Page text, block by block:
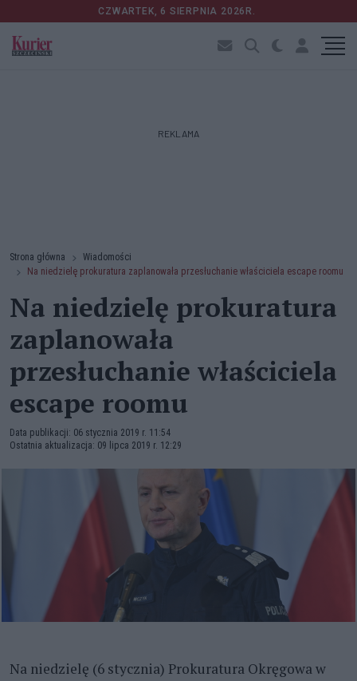
CZWARTEK, 6 SIERPNIA 2026R.
REKLAMA
Strona główna
Wiadomości
Na niedzielę prokuratura zaplanowała przesłuchanie właściciela escape roomu
Na niedzielę prokuratura
zaplanowała
przesłuchanie właściciela
escape roomu
Data publikacji: 06 stycznia 2019 r. 11:54
Ostatnia aktualizacja: 09 lipca 2019 r. 12:29
Na niedzielę (6 stycznia) Prokuratura Okręgowa w